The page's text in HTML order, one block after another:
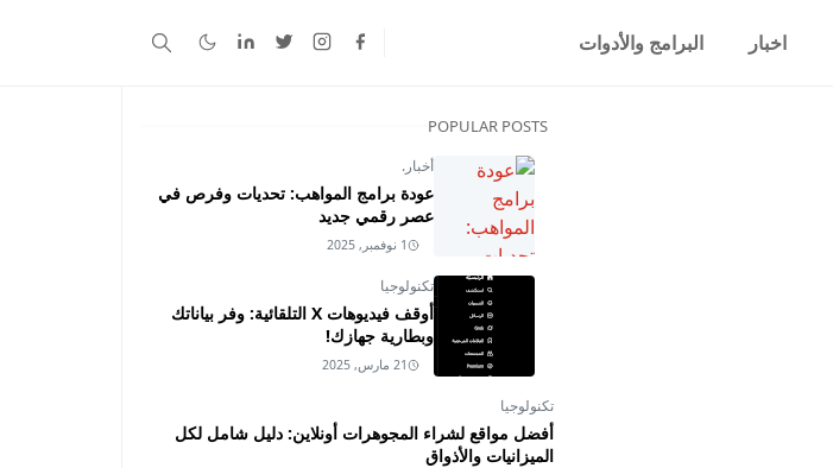
اخبار البرامج والأدوات
POPULAR POSTS
أخبار.
عودة برامج المواهب: تحديات وفرص في
عصر رقمي جديد
1 نوفمبر, 2025
تكنولوجيا
أوقف فيديوهات X التلقائية: وفر بياناتك
وبطارية جهازك!
21 مارس, 2025
تكنولوجيا
أفضل مواقع لشراء المجوهرات أونلاين: دليل شامل لكل
الميزانيات والأذواق